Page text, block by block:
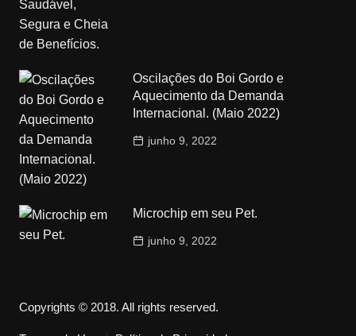
Oscilações do Boi Gordo e
Aquecimento da Demanda
Internacional. (Maio 2022)
junho 9, 2022
Microchip em seu Pet.
junho 9, 2022
Copyrights © 2018. All rights reserved.